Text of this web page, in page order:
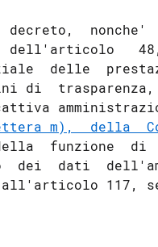
nonche'
delle
di  trasparenza,
m),  della
funzione  di
dei  dati
117,